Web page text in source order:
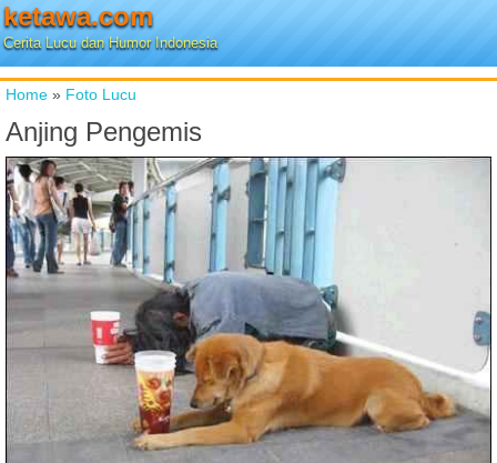
ketawa.com
Cerita Lucu dan Humor Indonesia
Home » Foto Lucu
Anjing Pengemis